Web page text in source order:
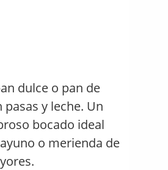
dulce o pan de
pasas y leche. Un
bocado ideal
o merienda de